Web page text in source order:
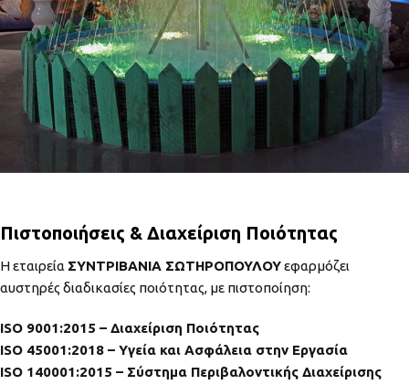
Πιστοποιήσεις & Διαχείριση Ποιότητας
Η εταιρεία ΣΥΝΤΡΙΒΑΝΙΑ ΣΩΤΗΡΟΠΟΥΛΟΥεφαρμόζει
αυστηρές διαδικασίες ποιότητας, με πιστοποίηση:
ISO 9001:2015 – Διαχείριση Ποιότητας
ISO 45001:2018 – Υγεία και Ασφάλεια στην Εργασία
ISO 140001:2015 – Σύστημα Περιβαλοντικής Διαχείρισης